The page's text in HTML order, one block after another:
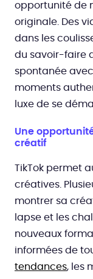
opportunité de
originale. Des
dans les
du savoir-faire
spontanée
moments
luxe de se
Une
créatif
TikTok permet
créatives.
montrer sa
lapse et les
nouveaux
informées de
tendances, les